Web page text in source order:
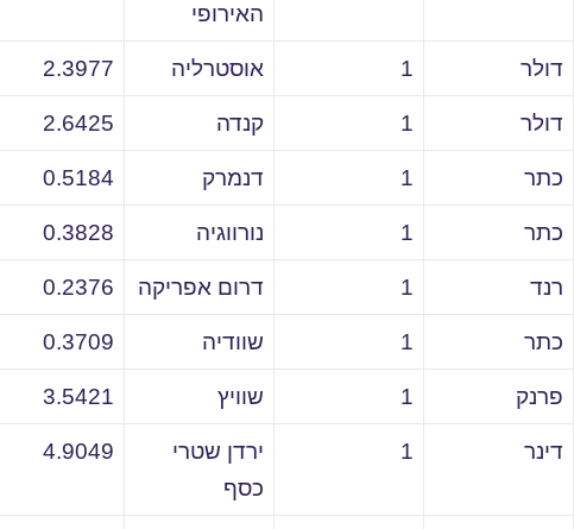
האירופי
דולר 1 אוסטרליה 2.3977
דולר 1 קנדה 2.6425
כתר 1 דנמרק 0.5184
כתר 1 נורווגיה 0.3828
רנד 1 דרום אפריקה 0.2376
כתר 1 שוודיה 0.3709
פרנק 1 שוויץ 3.5421
דינר 1
ירדן שטרי
כסף
4.9049